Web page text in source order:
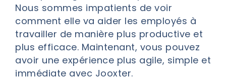
Nous sommes impatients de voir
comment elle va aider les employés à
travailler de manière plus productive et
plus efficace. Maintenant, vous pouvez
avoir une expérience plus agile, simple et
immédiate avec Jooxter.